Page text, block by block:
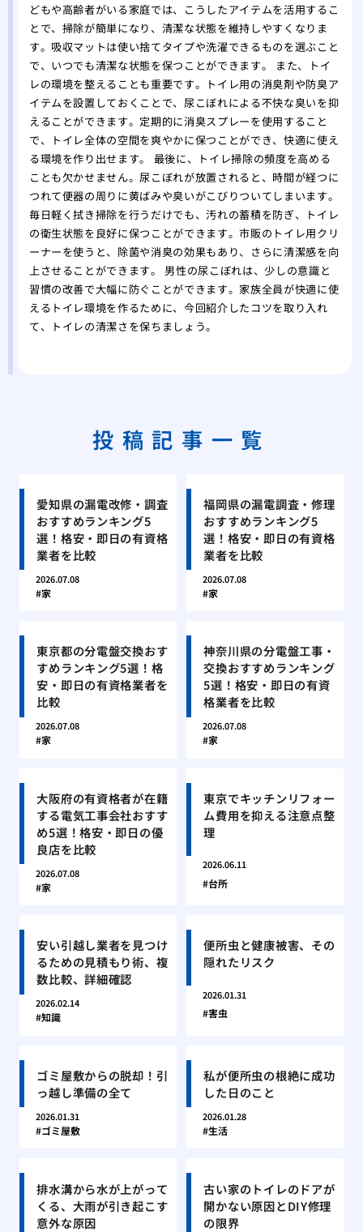
どもや高齢者がいる家庭では、こうしたアイテムを活用するこ
とで、掃除が簡単になり、清潔な状態を維持しやすくなりま
す。吸収マットは使い捨てタイプや洗濯できるものを選ぶこと
で、いつでも清潔な状態を保つことができます。 また、トイ
レの環境を整えることも重要です。トイレ用の消臭剤や防臭ア
イテムを設置しておくことで、尿こぼれによる不快な臭いを抑
えることができます。定期的に消臭スプレーを使用すること
で、トイレ全体の空間を爽やかに保つことができ、快適に使え
る環境を作り出せます。 最後に、トイレ掃除の頻度を高める
ことも欠かせません。尿こぼれが放置されると、時間が経つに
つれて便器の周りに黄ばみや臭いがこびりついてしまいます。
毎日軽く拭き掃除を行うだけでも、汚れの蓄積を防ぎ、トイレ
の衛生状態を良好に保つことができます。市販のトイレ用クリ
ーナーを使うと、除菌や消臭の効果もあり、さらに清潔感を向
上させることができます。 男性の尿こぼれは、少しの意識と
習慣の改善で大幅に防ぐことができます。家族全員が快適に使
えるトイレ環境を作るために、今回紹介したコツを取り入れ
て、トイレの清潔さを保ちましょう。
投稿記事一覧
愛知県の漏電改修・調査
おすすめランキング5
選！格安・即日の有資格
業者を比較
2026.07.08
家
福岡県の漏電調査・修理
おすすめランキング5
選！格安・即日の有資格
業者を比較
2026.07.08
家
東京都の分電盤交換おす
すめランキング5選！格
安・即日の有資格業者を
比較
2026.07.08
家
神奈川県の分電盤工事・
交換おすすめランキング
5選！格安・即日の有資
格業者を比較
2026.07.08
家
大阪府の有資格者が在籍
する電気工事会社おすす
め5選！格安・即日の優
良店を比較
2026.07.08
家
東京でキッチンリフォー
ム費用を抑える注意点整
理
2026.06.11
台所
安い引越し業者を見つけ
るための見積もり術、複
数比較、詳細確認
2026.02.14
知識
便所虫と健康被害、その
隠れたリスク
2026.01.31
害虫
ゴミ屋敷からの脱却！引
っ越し準備の全て
2026.01.31
ゴミ屋敷
私が便所虫の根絶に成功
した日のこと
2026.01.28
生活
排水溝から水が上がって
くる、大雨が引き起こす
意外な原因
古い家のトイレのドアが
開かない原因とDIY修理
の限界